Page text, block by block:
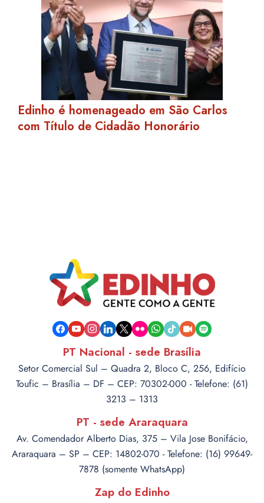
Edinho é homenageado em São Carlos
com Título de Cidadão Honorário
facebook
youtubeinstagram
linkedin
x flickrwhatsapp
tiktokvideo-spotify
PT Nacional - sede Brasília
Setor Comercial Sul – Quadra 2, Bloco C, 256, Edifício
Toufic – Brasília – DF – CEP: 70302-000 - Telefone: (61)
3213 – 1313
PT - sede Araraquara
Av. Comendador Alberto Dias, 375 – Vila Jose Bonifácio,
Araraquara – SP – CEP: 14802-070 - Telefone: (16) 99649-
7878 (somente WhatsApp)
Zap do Edinho